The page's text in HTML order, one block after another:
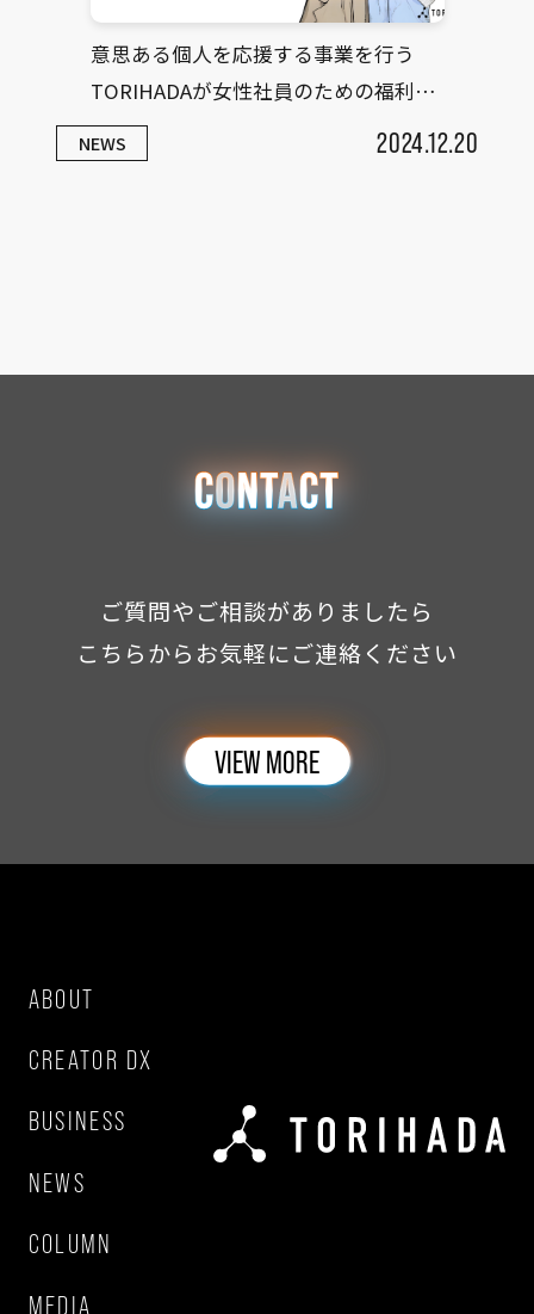
意思ある個人を応援する事業を行う
TORIHADAが女性社員のための福利
厚...
NEWS 2024.12.20
ご質問やご相談がありましたら
こちらからお気軽にご連絡ください
VIEW MORE
ABOUT
CREATOR DX
BUSINESS
NEWS
COLUMN
MEDIA